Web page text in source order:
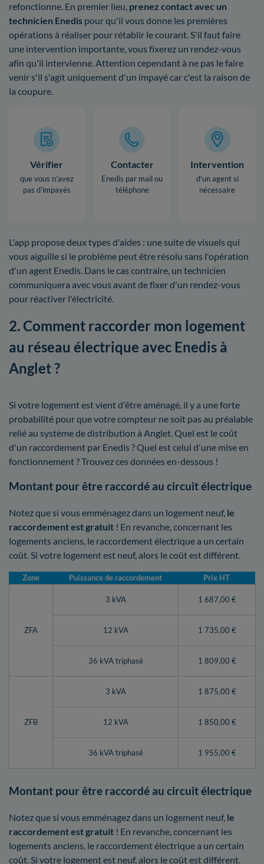
refonctionne. En premier lieu, prenez contact avec un
technicien Enedis pour qu'il vous donne les premières
opérations à réaliser pour rétablir le courant. S'il faut faire
une intervention importante, vous fixerez un rendez-vous
afin qu'il intervienne. Attention cependant à ne pas le faire
venir s'il s'agit uniquement d'un impayé car c'est la raison de
la coupure.
Vérifier
que vous n’avez
pas d’impayés
Contacter
Enedis par mail ou
téléphone
Intervention
d’un agent si
nécessaire
L'app propose deux types d'aides : une suite de visuels qui
vous aiguille si le problème peut être résolu sans l'opération
d'un agent Enedis. Dans le cas contraire, un technicien
communiquera avec vous avant de fixer d'un rendez-vous
pour réactiver l'électricité.
2. Comment raccorder mon logement
au réseau électrique avec Enedis à
Anglet ?
Si votre logement est vient d'être aménagé, il y a une forte
probabilité pour que votre compteur ne soit pas au préalable
relié au système de distribution à Anglet. Quel est le coût
d'un raccordement par Enedis ? Quel est celui d'une mise en
fonctionnement ? Trouvez ces données en-dessous !
Montant pour être raccordé au circuit électrique
Notez que si vous emménagez dans un logement neuf, le
raccordement est gratuit ! En revanche, concernant les
logements anciens, le raccordement électrique a un certain
coût. Si votre logement est neuf, alors le coût est différent.
Zone Puissance de raccordement Prix HT
ZFA
3 kVA 1 687,00 €
12 kVA 1 735,00 €
36 kVA triphasé 1 809,00 €
ZFB
3 kVA 1 875,00 €
12 kVA 1 850,00 €
36 kVA triphasé 1 955,00 €
Montant pour être raccordé au circuit électrique
Notez que si vous emménagez dans un logement neuf, le
raccordement est gratuit ! En revanche, concernant les
logements anciens, le raccordement électrique a un certain
coût. Si votre logement est neuf, alors le coût est différent.